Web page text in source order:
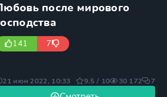
после мирового
141 7
21 июн 2022, 10:33 9.5 / 10 30 172 7